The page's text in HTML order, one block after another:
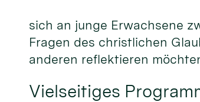
sich an junge Erwachsene
Fragen des christlichen
anderen reflektieren
Vielseitiges